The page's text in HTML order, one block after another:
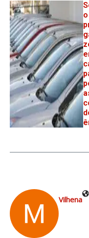
o
Vilhena